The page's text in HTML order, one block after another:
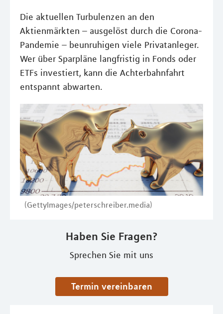
Die aktuellen Turbulenzen an den
Aktienmärkten – ausgelöst durch die Corona-
Pandemie – beunruhigen viele Privatanleger.
Wer über Sparpläne langfristig in Fonds oder
ETFs investiert, kann die Achterbahnfahrt
entspannt abwarten.
(GettyImages/peterschreiber.media)
Haben Sie Fragen?
Sprechen Sie mit uns
Termin vereinbaren